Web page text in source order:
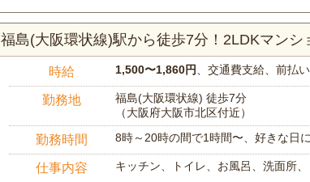
福島(大阪環状線)駅から徒歩7分！2LDKマンシ
時給 1,500〜1,860円 、交通費支給、前払
勤務地
福島(大阪環状線) 徒歩7分
（大阪府大阪市北区付近）
勤務時間 8時～20時の間で1時間〜、好きな日
仕事内容 キッチン、トイレ、お風呂、洗面所